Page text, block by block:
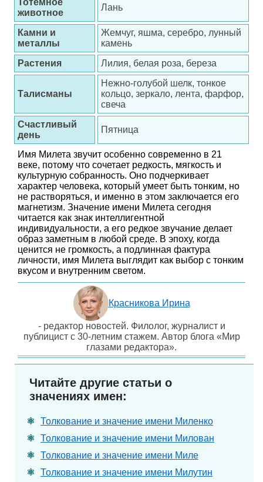
Тотемное
животное
Лань
Камни и
металлы
Жемчуг, яшма, серебро, лунный
камень
Растения
Лилия, белая роза, береза
Талисманы
Нежно-голубой шелк, тонкое
кольцо, зеркало, лента, фарфор,
свеча
Счастливый
день
Пятница
Имя Милета звучит особенно современно в 21
веке, потому что сочетает редкость, мягкость и
культурную собранность. Оно подчеркивает
характер человека, который умеет быть тонким, но
не растворяться, и именно в этом заключается его
магнетизм. Значение имени Милета сегодня
читается как знак интеллигентной
индивидуальности, а его редкое звучание делает
образ заметным в любой среде. В эпоху, когда
ценится не громкость, а подлинная фактура
личности, имя Милета выглядит как выбор с тонким
вкусом и внутренним светом.
Красникова Ирина
- редактор новостей. Филолог, журналист и
публицист с 30-летним стажем. Автор блога «Мир
глазами редактора».
Читайте другие статьи о
значениях имен:
Толкование и значение имени Миленко
Толкование и значение имени Милован
Толкование и значение имени Миле
Толкование и значение имени Милутин